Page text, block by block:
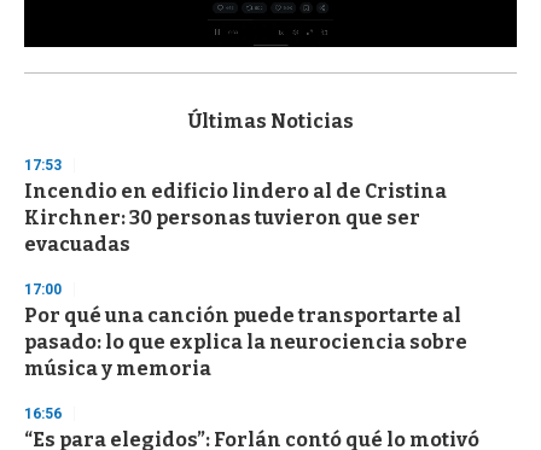
s
d
s
o
f
3
s
e
c
o
n
Últimas Noticias
17:53
Incendio en edificio lindero al de Cristina
Kirchner: 30 personas tuvieron que ser
evacuadas
17:00
Por qué una canción puede transportarte al
pasado: lo que explica la neurociencia sobre
música y memoria
16:56
“Es para elegidos”: Forlán contó qué lo motivó